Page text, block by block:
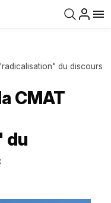
du discours
CMAT
du